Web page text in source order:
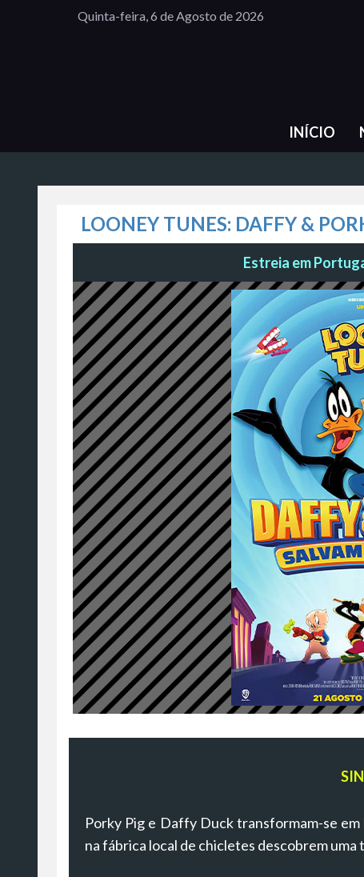
Quinta-feira, 6 de Agosto de 2026
INÍCIO
LOONEY TUNES: DAFFY &
Estreia em
Porky Pig e Daffy Duck transformam-se
na fábrica local de chicletes descobrem